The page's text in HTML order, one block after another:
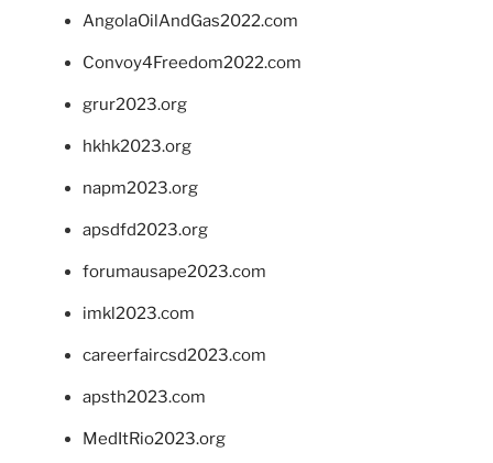
AngolaOilAndGas2022.com
Convoy4Freedom2022.com
grur2023.org
hkhk2023.org
napm2023.org
apsdfd2023.org
forumausape2023.com
imkl2023.com
careerfaircsd2023.com
apsth2023.com
MedItRio2023.org